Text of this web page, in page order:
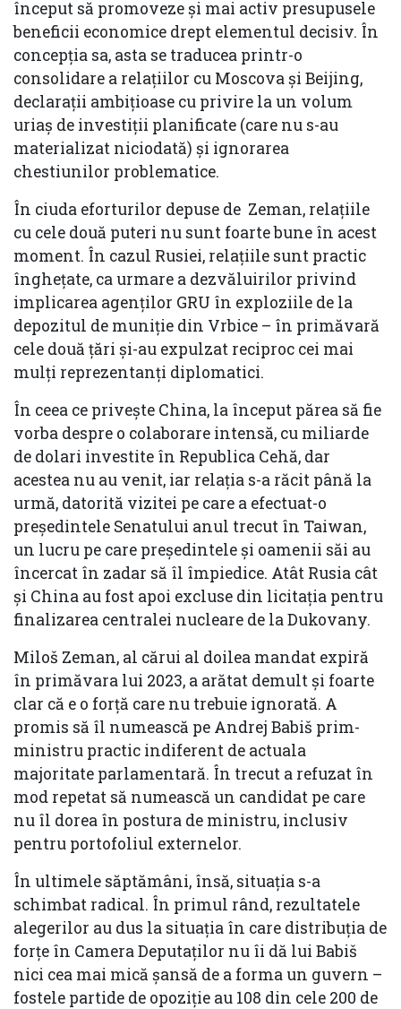
început să promoveze și mai activ presupusele
beneficii economice drept elementul decisiv. În
concepția sa, asta se traducea printr-o
consolidare a relațiilor cu Moscova și Beijing,
declarații ambițioase cu privire la un volum
uriaș de investiții planificate (care nu s-au
materializat niciodată) și ignorarea
chestiunilor problematice.
În ciuda eforturilor depuse de Zeman, relațiile
cu cele două puteri nu sunt foarte bune în acest
moment. În cazul Rusiei, relațiile sunt practic
înghețate, ca urmare a dezvăluirilor privind
implicarea agenților GRU în exploziile de la
depozitul de muniție din Vrbice – în primăvară
cele două țări și-au expulzat reciproc cei mai
mulți reprezentanți diplomatici.
În ceea ce privește China, la început părea să fie
vorba despre o colaborare intensă, cu miliarde
de dolari investite în Republica Cehă, dar
acestea nu au venit, iar relația s-a răcit până la
urmă, datorită vizitei pe care a efectuat-o
președintele Senatului anul trecut în Taiwan,
un lucru pe care președintele și oamenii săi au
încercat în zadar să îl împiedice. Atât Rusia cât
și China au fost apoi excluse din licitația pentru
finalizarea centralei nucleare de la Dukovany.
Miloš Zeman, al cărui al doilea mandat expiră
în primăvara lui 2023, a arătat demult și foarte
clar că e o forță care nu trebuie ignorată. A
promis să îl numească pe Andrej Babiš prim-
ministru practic indiferent de actuala
majoritate parlamentară. În trecut a refuzat în
mod repetat să numească un candidat pe care
nu îl dorea în postura de ministru, inclusiv
pentru portofoliul externelor.
În ultimele săptămâni, însă, situația s-a
schimbat radical. În primul rând, rezultatele
alegerilor au dus la situația în care distribuția de
forțe în Camera Deputaților nu îi dă lui Babiš
nici cea mai mică șansă de a forma un guvern –
fostele partide de opoziție au 108 din cele 200 de